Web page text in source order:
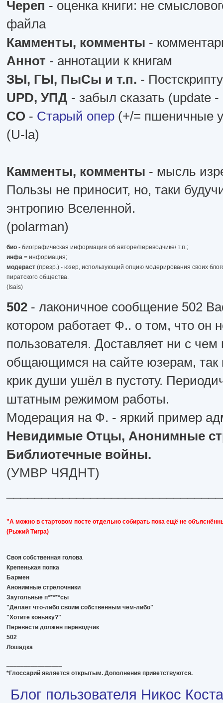
Череп - оценка книги: не
файла
Камменты, комменты -
Аннот - аннотации к книгам
ЗЫ, ГЫ, ПыСы и т.п. -
UPD, УПД - забыл сказать (update
СО - Старый опер (+/= пшеничные
(U-la)
Камменты, комменты - мысль
Пользы не приносит, но, таки
энтропию Вселенной.
(polarman)
био - биографическая информация об авторе/переводчике/ т.п.;
инфа = информация;
модераст (презр.) - юзер, использующий опцию модерирования своих
пиратского общества.
(Isais)
502 - лаконичное сообщение 502
котором работает Ф.. о том, что он
пользователя. Доставляет ни с
общающимся на сайте юзерам, так
крик души ушёл в пустоту.
штатным режимом работы.
Модерация на Ф. - яркий пример
Невидимые Отцы, Анонимные
Библиотечные войны.
(УМВР ЧЯДНТ)
"А можно в стартовом посте отдельно собирать пока ещё не
(Рыжий Тигра)
Своя собственная голова
Крепенькая попка
Бармен
Анонимные стрелочники
Заугольные п*****сы
"Делает что-либо своим собственным чем-либо"
"Хотите коньяку?"
Перевести должен переводчик
502
Лошадка
*Глоссарий является открытым. Дополнения приветствуются.
Блог пользователя Никос